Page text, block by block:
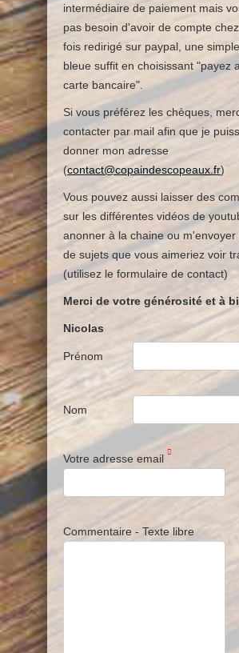
intermédiaire de paiement mais
pas besoin d'avoir de compte
fois redirigé sur paypal, une
bleue suffit en choisissant "payez
carte bancaire".
Si vous préférez les chèques,
contacter par mail afin que je
donner mon adresse
(contact@copaindescopeaux.fr)
Vous pouvez aussi laisser des
sur les différentes vidéos de
anonner à la chaine ou m'envoyer
de sujets que vous aimeriez voir
(utilisez le formulaire de contact)
Merci de votre générosité et à
Nicolas
Prénom
Nom
Votre adresse email
Commentaire - Texte libre